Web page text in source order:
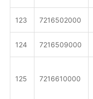
123 7216502000
124 7216509000
125 7216610000